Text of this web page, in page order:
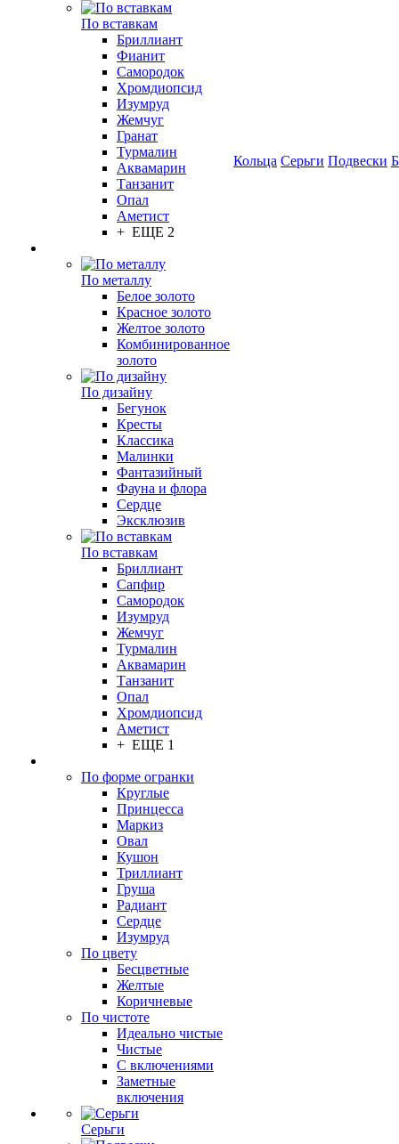
По вставкам
Бриллиант
Фианит
Самородок
Хромдиопсид
Изумруд
Жемчуг
Гранат
Турмалин
Аквамарин
Танзанит
Опал
Аметист
+ ЕЩЕ 2
По металлу
Белое золото
Красное золото
Желтое золото
Комбинированное
золото
По дизайну
Бегунок
Кресты
Классика
Малинки
Фантазийный
Фауна и флора
Сердце
Эксклюзив
По вставкам
Бриллиант
Сапфир
Самородок
Изумруд
Жемчуг
Турмалин
Аквамарин
Танзанит
Опал
Хромдиопсид
Аметист
+ ЕЩЕ 1
По форме огранки
Круглые
Принцесса
Маркиз
Овал
Кушон
Триллиант
Груша
Радиант
Сердце
Изумруд
По цвету
Бесцветные
Желтые
Коричневые
По чистоте
Идеально чистые
Чистые
С включениями
Заметные
включения
Серьги
Кольца Серьги Подвески